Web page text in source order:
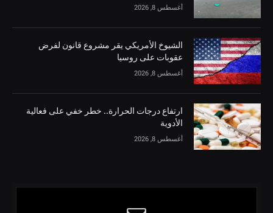
أغسطس 8, 2026
الشيوخ الأمريكي يقر مشروع قانون لفرض
عقوبات على روسيا
أغسطس 8, 2026
ارتفاع درجات الحرارة.. خطر خفي على فعالية
الأدوية
أغسطس 8, 2026